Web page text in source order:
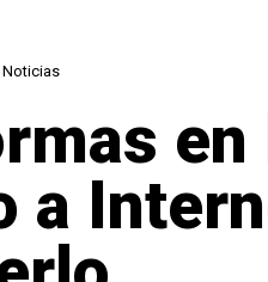
Noticias
en
a